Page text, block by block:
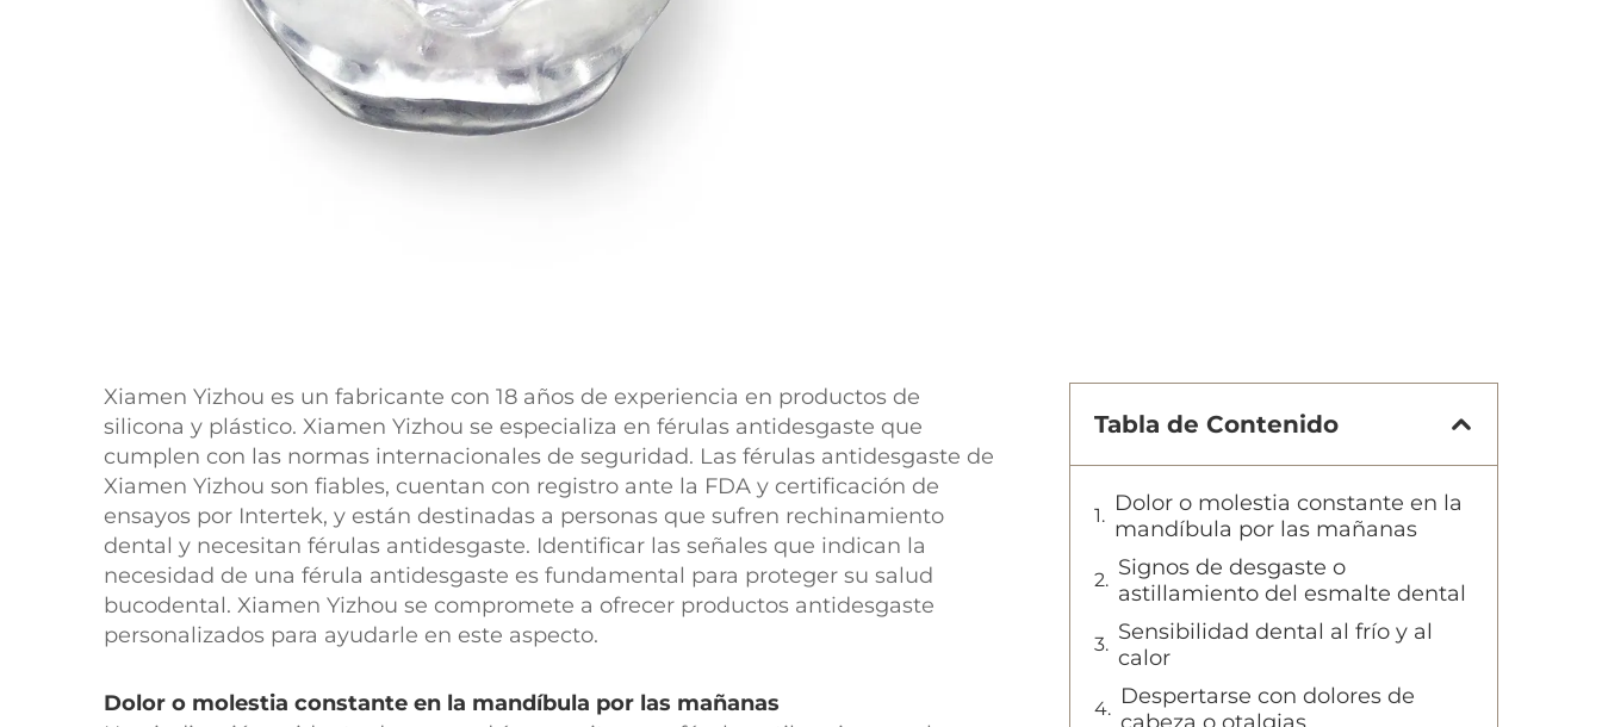
Xiamen Yizhou es un fabricante con 18 años de experiencia en productos de
silicona y plástico. Xiamen Yizhou se especializa en férulas antidesgaste que
cumplen con las normas internacionales de seguridad. Las férulas antidesgaste de
Xiamen Yizhou son fiables, cuentan con registro ante la FDA y certificación de
ensayos por Intertek, y están destinadas a personas que sufren rechinamiento
dental y necesitan férulas antidesgaste. Identificar las señales que indican la
necesidad de una férula antidesgaste es fundamental para proteger su salud
bucodental. Xiamen Yizhou se compromete a ofrecer productos antidesgaste
personalizados para ayudarle en este aspecto.
Dolor o molestia constante en la mandíbula por las mañanas
Tabla de Contenido
Dolor o molestia constante en la
mandíbula por las mañanas
Signos de desgaste o
astillamiento del esmalte dental
Sensibilidad dental al frío y al
calor
Despertarse con dolores de